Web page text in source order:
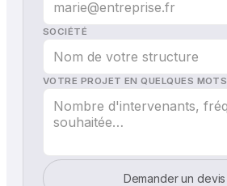
SOCIÉTÉ
VOTRE PROJET EN QUELQUES MOTS
Demander un devis